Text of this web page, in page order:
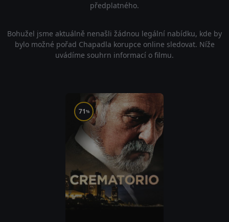
předplatného.
Bohužel jsme aktuálně nenašli žádnou legální nabídku, kde by
bylo možné pořad Chapadla korupce online sledovat. Níže
uvádíme souhrn informací o filmu.
71%